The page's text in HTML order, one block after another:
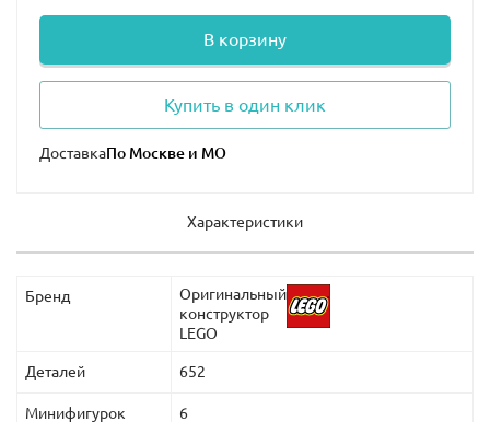
В корзину
Купить в один клик
Доставка
Характеристики
Бренд
Оригинальный
конструктор
LEGO
Деталей 652
Минифигурок 6